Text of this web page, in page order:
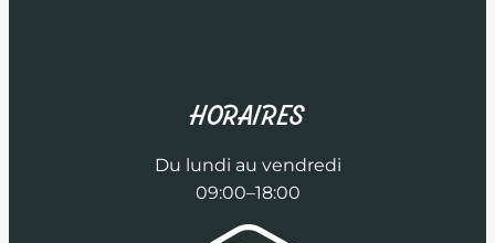
HORAIRES
Du lundi au vendredi
09:00–18:00